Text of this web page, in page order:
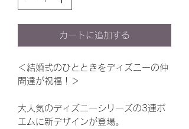
カートに追加する
＜結婚式のひとときをディズニーの仲
間達が祝福！＞
大人気のディズニーシリーズの3連ポ
エムに新デザインが登場。